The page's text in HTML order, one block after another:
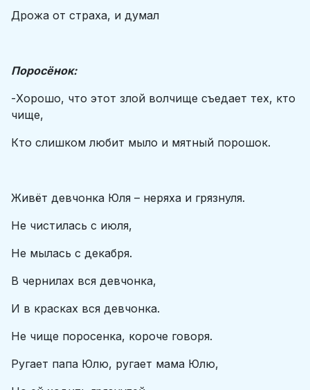
Дрожа от страха, и думал
Поросёнок:
-Хорошо, что этот злой волчище съедает тех, кто
чище,
Кто слишком любит мыло и мятный порошок.
Живёт девчонка Юля – неряха и грязнуля.
Не чистилась с июля,
Не мылась с декабря.
В чернилах вся девчонка,
И в красках вся девчонка.
Не чище поросенка, короче говоря.
Ругает папа Юлю, ругает мама Юлю,